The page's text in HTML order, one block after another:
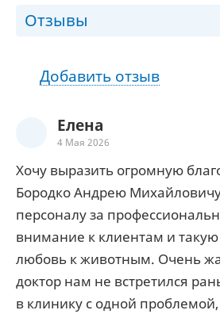
Отзывы
Добавить отзыв
Елена
4 Мая 2026
Хочу выразить огромную
Бородко Андрею
персоналу за
внимание к клиентам и
любовь к животным. Очень
доктор нам не встретился
в клинику с одной